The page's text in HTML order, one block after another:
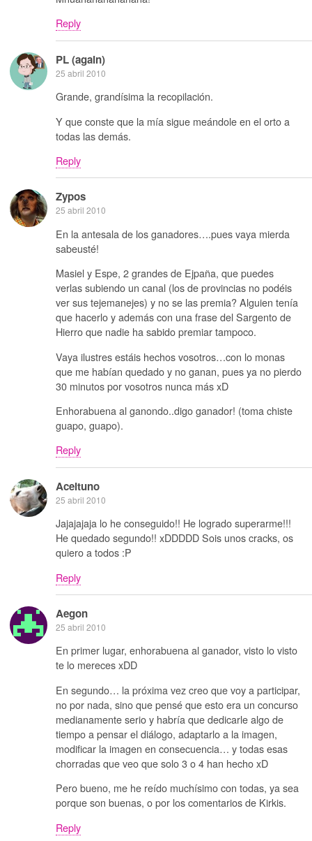
Reply
PL (again)
25 abril 2010
Grande, grandísima la recopilación.
Y que conste que la mía sigue meándole en el orto a
todas las demás.
Reply
Zypos
25 abril 2010
En la antesala de los ganadores….pues vaya mierda
sabeusté!
Masiel y Espe, 2 grandes de Ejpaña, que puedes
verlas subiendo un canal (los de provincias no podéis
ver sus tejemanejes) y no se las premia? Alguien tenía
que hacerlo y además con una frase del Sargento de
Hierro que nadie ha sabido premiar tampoco.
Vaya ilustres estáis hechos vosotros…con lo monas
que me habían quedado y no ganan, pues ya no pierdo
30 minutos por vosotros nunca más xD
Enhorabuena al ganondo..digo ganador! (toma chiste
guapo, guapo).
Reply
Aceituno
25 abril 2010
Jajajajaja lo he conseguido!! He logrado superarme!!!
He quedado segundo!! xDDDDD Sois unos cracks, os
quiero a todos :P
Reply
Aegon
25 abril 2010
En primer lugar, enhorabuena al ganador, visto lo visto
te lo mereces xDD
En segundo… la próxima vez creo que voy a participar,
no por nada, sino que pensé que esto era un concurso
medianamente serio y habría que dedicarle algo de
tiempo a pensar el diálogo, adaptarlo a la imagen,
modificar la imagen en consecuencia… y todas esas
chorradas que veo que solo 3 o 4 han hecho xD
Pero bueno, me he reído muchísimo con todas, ya sea
porque son buenas, o por los comentarios de Kirkis.
Reply